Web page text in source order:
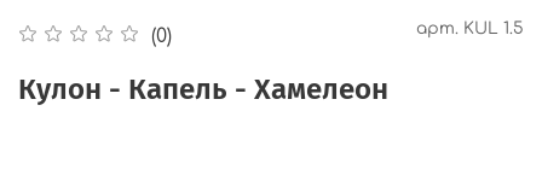
(0) арт. KUL 1.5
Кулон - Капель - Хамелеон